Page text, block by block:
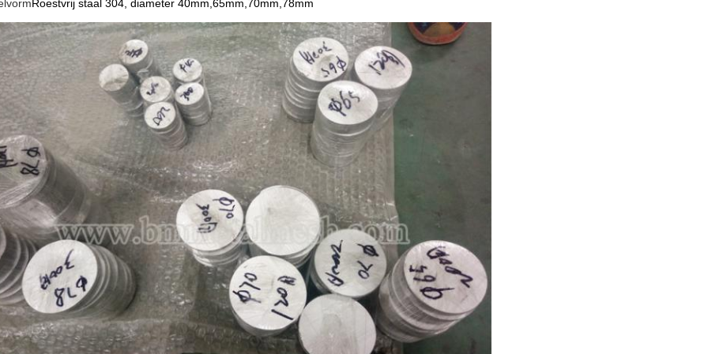
Roestvrij staal 304, diameter 40mm,65mm,70mm,78mm